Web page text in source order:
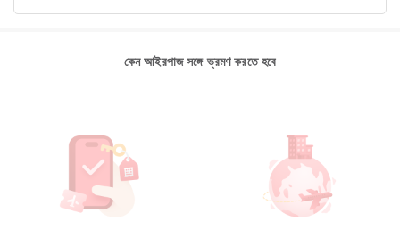
কেন আইরপাজ সঙ্গে ভ্রমণ করতে হবে